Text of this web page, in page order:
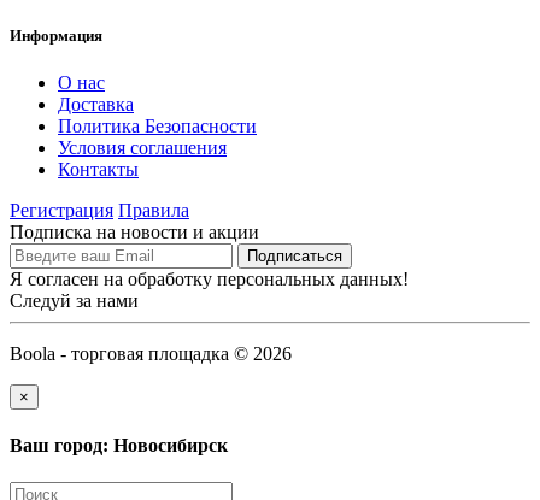
Информация
О нас
Доставка
Политика Безопасности
Условия соглашения
Контакты
Регистрация Правила
Подписка на новости и акции
Я согласен на обработку персональных данных!
Следуй за нами
Boola - торговая площадка © 2026
×
Ваш город: Новосибирск